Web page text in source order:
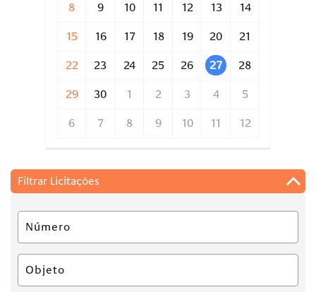
8 9 10 11 12 13 14
15 16 17 18 19 20 21
22 23 24 25 26 27 28
29 30 1 2 3 4 5
6 7 8 9 10 11 12
Filtrar Licitações